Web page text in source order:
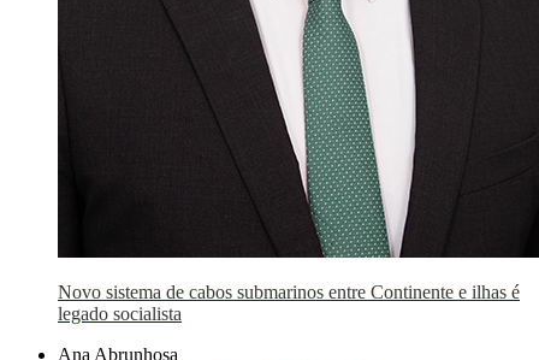
Novo sistema de cabos submarinos entre Continente e ilhas é
legado socialista
Ana Abrunhosa